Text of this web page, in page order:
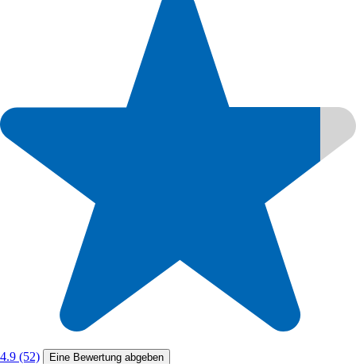
4.9 (52) Eine Bewertung abgeben